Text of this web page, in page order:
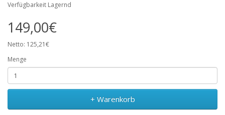
Verfügbarkeit Lagernd
149,00€
Netto: 125,21€
Menge
+ Warenkorb